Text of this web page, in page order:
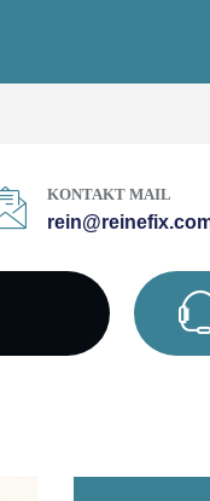
KONTAKT MAIL